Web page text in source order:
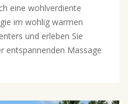
eine wohlverdiente
im wohlig warmen
und erleben Sie
entspannenden Massage